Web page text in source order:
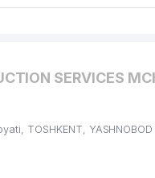
SERVICES
TOSHKENT,